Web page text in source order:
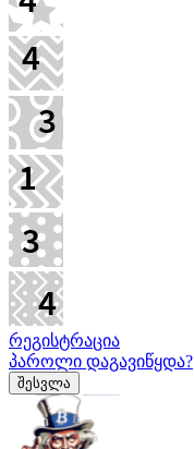
რეგისტრაცია
პაროლი დაგავიწყდა?